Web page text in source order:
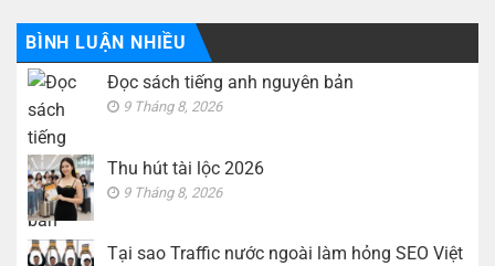
Việt
Nam?
2026
Tài
Chính:
Tuyệt
Chiêu
Từ
Mãi
Mãi
ở
Lợi
ích
nghề
môi
độc
BÌNH LUẬN NHIỀU
Đọc sách tiếng anh nguyên bản
9 Tháng 8, 2026
Thu hút tài lộc 2026
9 Tháng 8, 2026
Tại sao Traffic nước ngoài làm hỏng SEO Việt